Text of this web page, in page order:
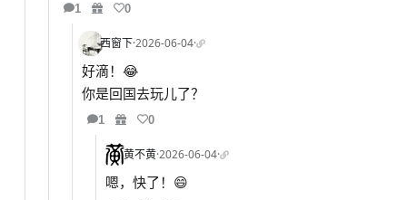
1 0
西窗下·2026-06-04·
好滴！😂
你是回国去玩儿了？
1 0
黄不黄·2026-06-04·
嗯，快了！😄